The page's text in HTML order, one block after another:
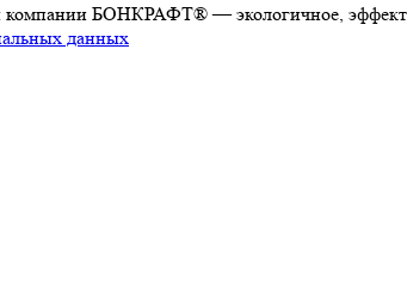
компании БОНКРАФТ® — экологичное,
данных